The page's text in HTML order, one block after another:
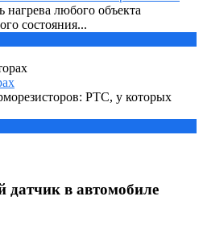
нагрева любого объекта
состояния...
PTC, у которых
датчик в автомобиле